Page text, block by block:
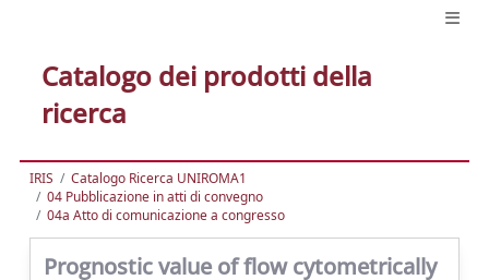
Catalogo dei prodotti della
ricerca
IRIS
Catalogo Ricerca UNIROMA1
04 Pubblicazione in atti di convegno
04a Atto di comunicazione a congresso
Prognostic value of flow cytometrically